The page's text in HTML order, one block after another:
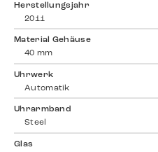
Herstellungsjahr
2011
Material Gehäuse
40 mm
Uhrwerk
Automatik
Uhrarmband
Steel
Glas